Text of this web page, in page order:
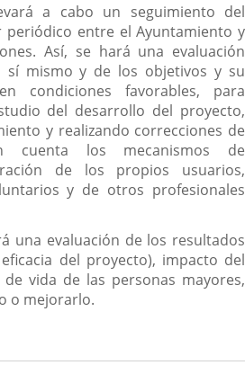
a cabo un seguimiento del
periódico entre el Ayuntamiento y
Así, se hará una evaluación
sí mismo y de los objetivos y su
condiciones favorables, para
del desarrollo del proyecto,
y realizando correcciones de
cuenta los mecanismos de
de los propios usuarios,
y de otros profesionales
una evaluación de los resultados
del proyecto), impacto del
vida de las personas mayores,
o mejorarlo.